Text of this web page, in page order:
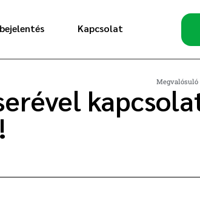
Kapcsolat
Megvalósuló